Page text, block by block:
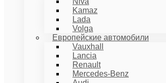
Kamaz
Lada
Volga
Европейские автомобили
Vauxhall
Lancia
Renault
Mercedes-Benz